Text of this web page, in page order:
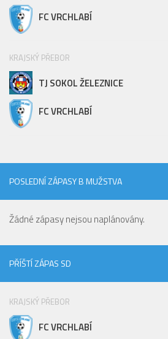
FC VRCHLABÍ
KRAJSKÝ PŘEBOR
TJ SOKOL ŽELEZNICE
FC VRCHLABÍ
POSLEDNÍ ZÁPASY B MUŽSTVA
Žádné zápasy nejsou naplánovány.
PŘÍŠTÍ ZÁPAS SD
KRAJSKÝ PŘEBOR
FC VRCHLABÍ